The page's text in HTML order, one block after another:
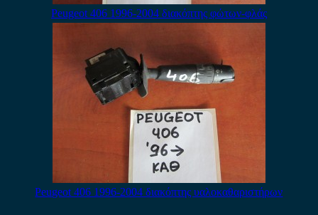
Peugeot 406 1996-2004 διακόπτης φώτων-φλάς
Peugeot 406 1996-2004 διακόπτης υαλοκαθαριστήρων